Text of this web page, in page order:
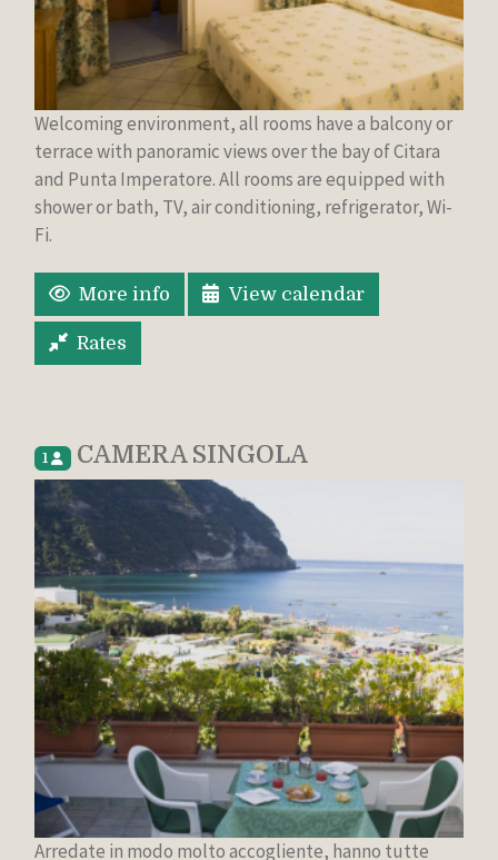
Welcoming environment,all rooms havea balconyor
terracewith panoramic viewsover the bay ofCitara
and Punta Imperatore.All roomsare equipped with
showeror bath, TV,air conditioning, refrigerator,Wi-
Fi.
More info View calendar
Rates
1 CAMERA SINGOLA
Arredate in modo molto accogliente, hanno tutte